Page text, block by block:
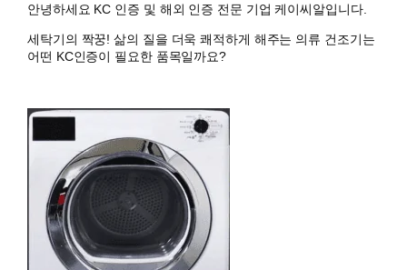
안녕하세요 KC 인증 및 해외 인증 전문 기업 케이씨알입니다.
세탁기의 짝꿍! 삶의 질을 더욱 쾌적하게 해주는 의류 건조기는
어떤 KC인증이 필요한 품목일까요?